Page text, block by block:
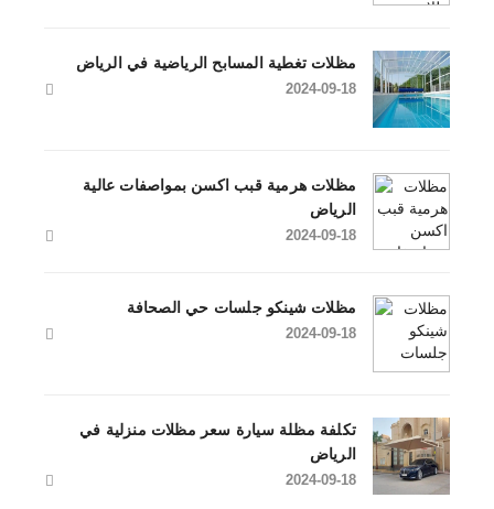
مظلات تغطية المسابح الرياضية في الرياض
2024-09-18
مظلات هرمية قبب اكسن بمواصفات عالية
الرياض
2024-09-18
مظلات شينكو جلسات حي الصحافة
2024-09-18
تكلفة مظلة سيارة سعر مظلات منزلية في
الرياض
2024-09-18